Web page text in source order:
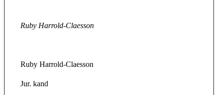
Ruby Harrold-Claesson
Ruby Harrold-Claesson
Jur. kand